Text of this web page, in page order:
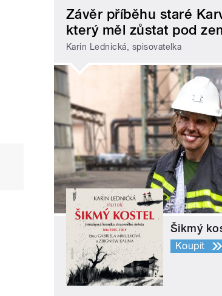
Závěr příběhu staré
který měl zůstat pod
Karin Lednická, spisovatelka
Šikmý
Koupit